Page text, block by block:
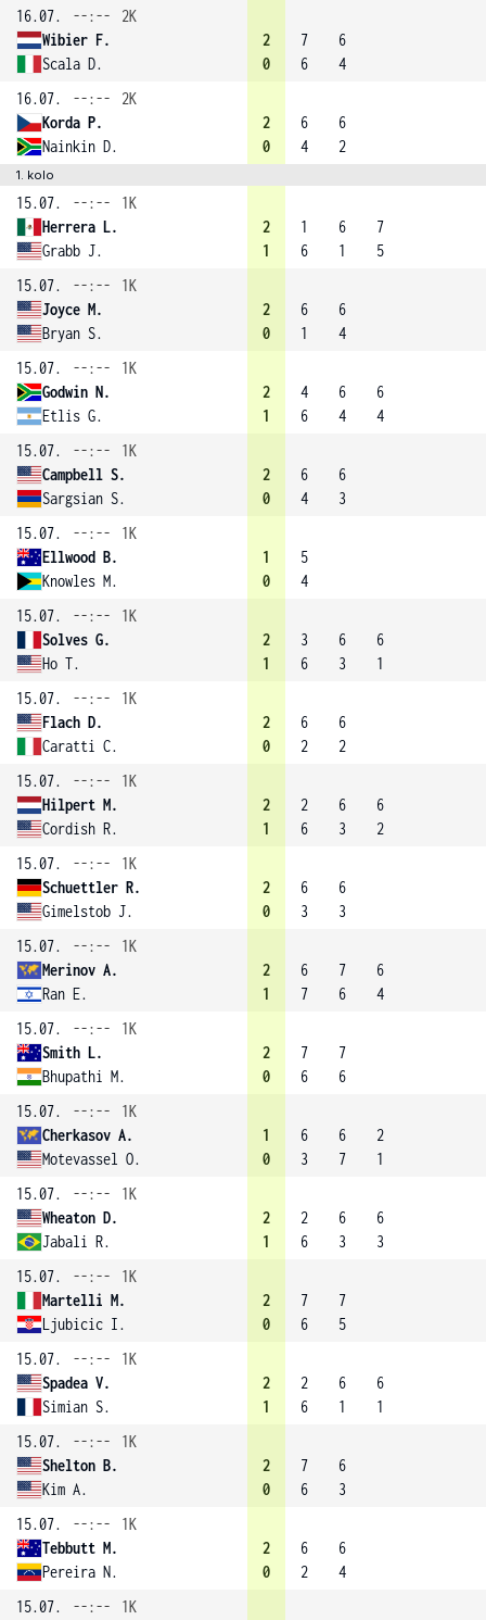
16.07. --:--
2K
Wibier F.
Scala D.
2
0
7
6
6
4
16.07.
--:--
2K
Korda P.
Nainkin D.
2
0
6
4
6
2
1. kolo
15.07. --:--
1K
Herrera L.
Grabb J.
2
1
1
6
6
1
7
5
15.07.
--:--
1K
Joyce M.
Bryan S.
2
0
6
1
6
4
15.07.
--:--
1K
Godwin N.
Etlis G.
2
1
4
6
6
4
6
4
15.07.
--:--
1K
Campbell S.
Sargsian S.
2
0
6
4
6
3
15.07.
--:--
1K
Ellwood B.
Knowles M.
1
0
5
4
15.07.
--:--
1K
Solves G.
Ho T.
2
1
3
6
6
3
6
1
15.07.
--:--
1K
Flach D.
Caratti C.
2
0
6
2
6
2
15.07.
--:--
1K
Hilpert M.
Cordish R.
2
1
2
6
6
3
6
2
15.07.
--:--
1K
Schuettler R.
Gimelstob J.
2
0
6
3
6
3
15.07.
--:--
1K
Merinov A.
Ran E.
2
1
6
7
7
6
6
4
15.07.
--:--
1K
Smith L.
Bhupathi M.
2
0
7
6
7
6
15.07.
--:--
1K
Cherkasov A.
Motevassel O.
1
0
6
3
6
7
2
1
15.07.
--:--
1K
Wheaton D.
Jabali R.
2
1
2
6
6
3
6
3
15.07.
--:--
1K
Martelli M.
Ljubicic I.
2
0
7
6
7
5
15.07.
--:--
1K
Spadea V.
Simian S.
2
1
2
6
6
1
6
1
15.07.
--:--
1K
Shelton B.
Kim A.
2
0
7
6
6
3
15.07.
--:--
1K
Tebbutt M.
Pereira N.
2
0
6
2
6
4
15.07.
--:--
1K